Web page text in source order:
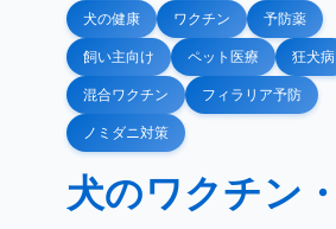
犬の健康 ワクチン 予防薬
飼い主向け ペット医療 狂犬病
混合ワクチン フィラリア予防
ノミダニ対策
犬のワクチン・